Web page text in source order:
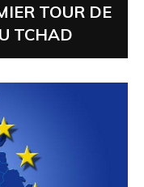
TOUR DE
TCHAD